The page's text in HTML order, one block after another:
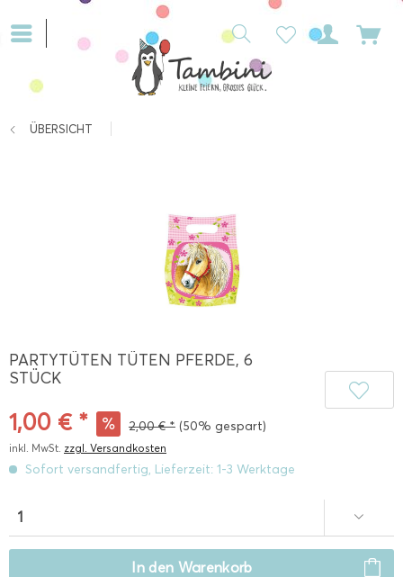
ÜBERSICHT
PARTYTÜTEN TÜTEN PFERDE, 6
STÜCK
1,00 € * 2,00 € * (50% gespart)
inkl. MwSt. zzgl. Versandkosten
Sofort versandfertig, Lieferzeit: 1-3 Werktage
In den Warenkorb